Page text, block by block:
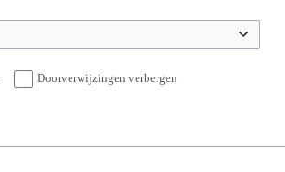
Doorverwijzingen verbergen